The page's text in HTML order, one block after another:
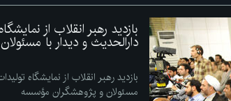
بازدید رهبر انقلاب از
دارالحدیث و دیدار با
بازدید رهبر انقلاب از نمایشگاه
مسئولان و پژوهشگران مؤسسه